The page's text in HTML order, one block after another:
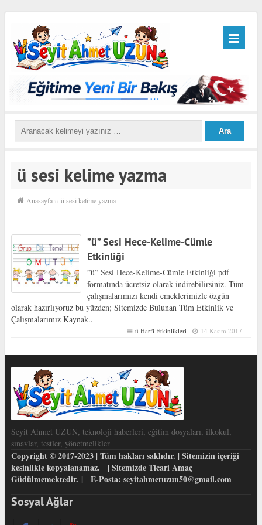
ü sesi kelime yazma
Anasayfa ›› ü sesi kelime yazma
”ü” Sesi Hece-Kelime-Cümle
Etkinliği
”ü” Sesi Hece-Kelime-Cümle Etkinliği pdf
formatında ücretsiz olarak indirebilirsiniz. Tüm
çalışmalarımızı kendi emeklerimizle özgün
olarak hazırlıyoruz bu yüzden; Sitemizde Bulunan Tüm Etkinlik ve
Çalışmalarımız Kaynak..
ü Harfi Etkinlikleri 14 Kasım 2017
Seyit Ahmet UZUN, teknoloji haberleri, eğitim dosyaları, ilkokul,
sınavlar, testler, yönetmelikler
Copyright © 2017-2023 | Tüm hakları saklıdır. | Sitemizin içeriği
kesinlikle kopyalanamaz. | Sitemizde Ticari Amaç
Güdülmemektedir. | E-Posta: seyitahmetuzun50@gmail.com
Sosyal Ağlar